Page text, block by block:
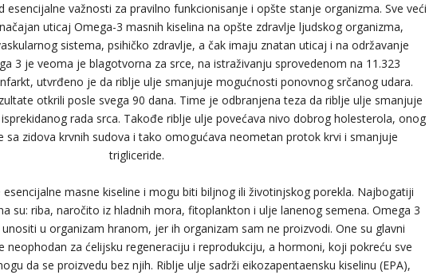
esencijalne važnosti za pravilno funkcionisanje i opšte stanje organizma. Sve veći
uticaj Omega-3 masnih kiselina na opšte zdravlje ljudskog organizma,
sistema, psihičko zdravlje, a čak imaju znatan uticaj i na održavanje
3 je veoma je blagotvorna za srce, na istraživanju sprovedenom na 11.323
utvrđeno je da riblje ulje smanjuje mogućnosti ponovnog srčanog udara.
otkrili posle svega 90 dana. Time je odbranjena teza da riblje ulje smanjuje
rada srca. Takođe riblje ulje povećava nivo dobrog holesterola, onog
sa zidova krvnih sudova i tako omogućava neometan protok krvi i smanjuje
trigliceride.
masne kiseline i mogu biti biljnog ili životinjskog porekla. Najbogatiji
su: riba, naročito iz hladnih mora, fitoplankton i ulje lanenog semena. Omega 3
u organizam hranom, jer ih organizam sam ne proizvodi. One su glavni
neophodan za ćelijsku regeneraciju i reprodukciju, a hormoni, koji pokreću sve
da se proizvedu bez njih. Riblje ulje sadrži eikozapentaensku kiselinu (EPA),